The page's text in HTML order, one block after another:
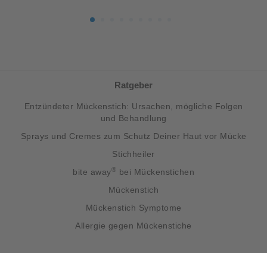
Ratgeber
Entzündeter Mückenstich: Ursachen, mögliche Folgen
und Behandlung
Sprays und Cremes zum Schutz Deiner Haut vor Mücke
Stichheiler
bite away® bei Mückenstichen
Mückenstich
Mückenstich Symptome
Allergie gegen Mückenstiche